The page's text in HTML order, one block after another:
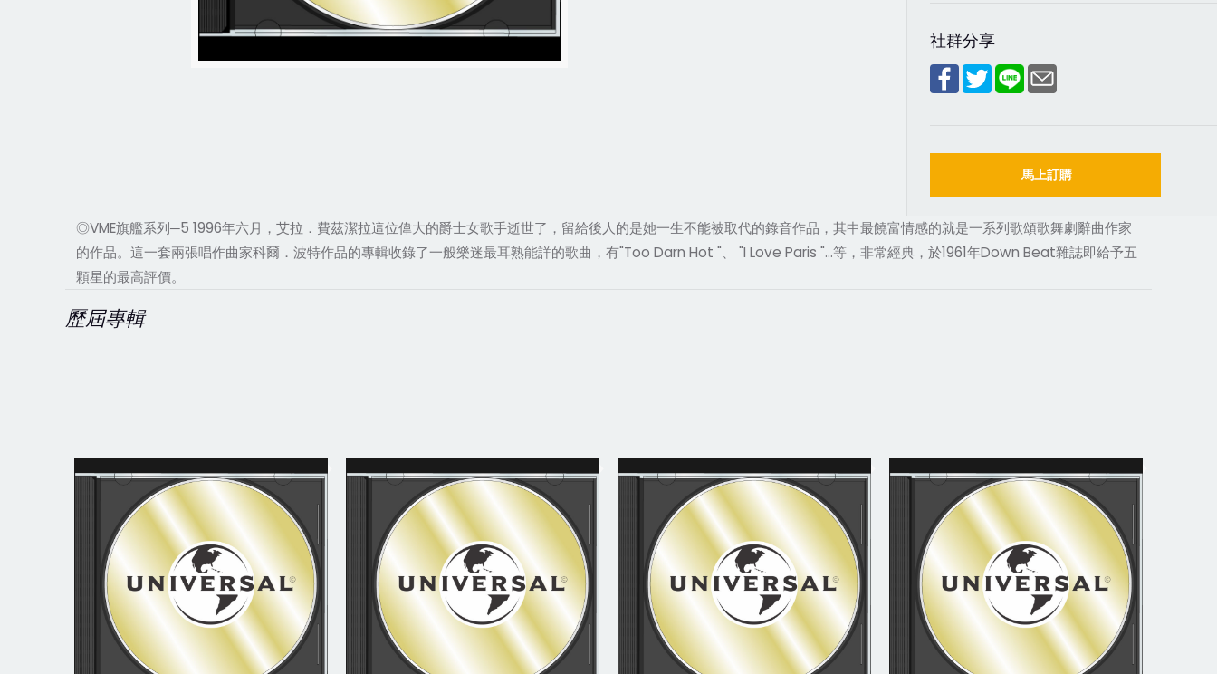
社群分享
馬上訂購
◎VME旗艦系列─5 1996年六月，艾拉．費茲潔拉這位偉大的爵士女歌手逝世了，留給後人的是她一生不能被取代的錄音作品，其中最饒富情感的就是一系列歌頌歌舞劇辭曲作家
的作品。這一套兩張唱作曲家科爾．波特作品的專輯收錄了一般樂迷最耳熟能詳的歌曲，有"Too Darn Hot "、 "I Love Paris "...等，非常經典，於1961年Down Beat雜誌即給予五
顆星的最高評價。
歷屆專輯